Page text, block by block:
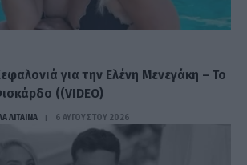
για την Ελένη Μενεγάκη – Το
((VIDEO)
ΛΊΤΑΙΝΑ 6 ΑΥΓΟΎΣΤΟΥ 2026